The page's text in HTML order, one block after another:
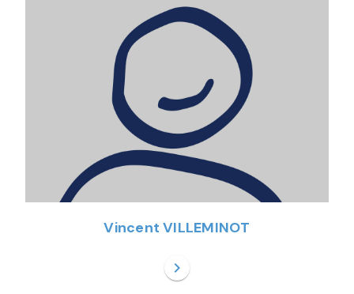
Vincent VILLEMINOT
chevron_right